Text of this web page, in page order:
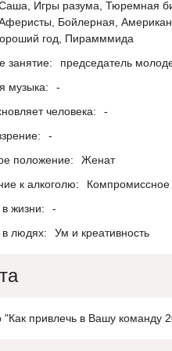
Игры разума, Тюремная
Бойлерная,
год, Пирамммида
занятие:
председатель
музыка:
-
человека:
-
-
положение:
Женат
к алкоголю:
Компромиссное
жизни:
-
в людях:
Ум и креативность
"Как привлечь в Вашу команду